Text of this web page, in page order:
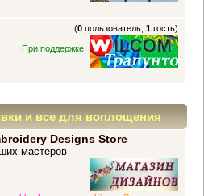
(0 пользователь,1 гость)
При поддержке:
и все для воплощения
Designs Store
мастеров